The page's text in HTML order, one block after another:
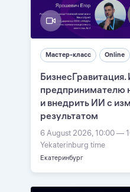
Мастер-класс Online
предпринимателю
и внедрить ИИ с
результатом
6 August 2026, 10:00 —
Yekaterinburg time
Екатеринбург